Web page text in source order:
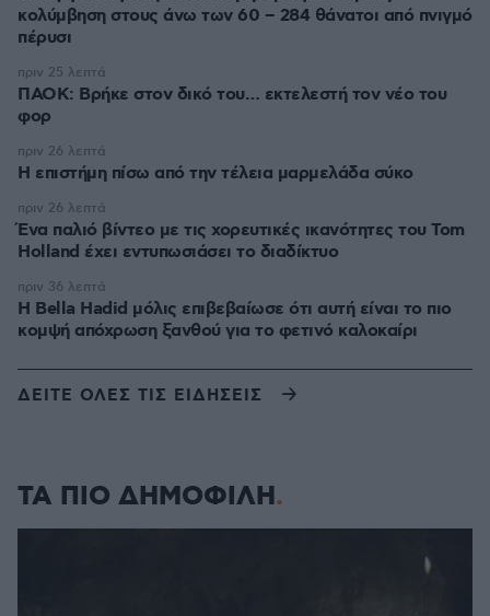
κολύμβηση στους άνω των 60 – 284 θάνατοι από πνιγμό
πέρυσι
ΠΑΟΚ: Βρήκε στον δικό του… εκτελεστή τον νέο του
φορ
πριν 25 λεπτά
Η επιστήμη πίσω από την τέλεια μαρμελάδα σύκο
πριν 26 λεπτά
Ένα παλιό βίντεο με τις χορευτικές ικανότητες του Tom
Holland έχει εντυπωσιάσει το διαδίκτυο
πριν 26 λεπτά
Η Bella Hadid μόλις επιβεβαίωσε ότι αυτή είναι το πιο
κομψή απόχρωση ξανθού για το φετινό καλοκαίρι
πριν 36 λεπτά
ΔΕΙΤΕ ΟΛΕΣ ΤΙΣ ΕΙΔΗΣΕΙΣ
ΤΑ ΠΙΟ ΔΗΜΟΦΙΛΗ